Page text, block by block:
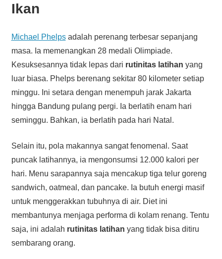
Ikan
Michael Phelpsadalah perenang terbesar sepanjang
masa. Ia memenangkan 28 medali Olimpiade.
Kesuksesannya tidak lepas dari rutinitas latihan yang
luar biasa. Phelps berenang sekitar 80 kilometer setiap
minggu. Ini setara dengan menempuh jarak Jakarta
hingga Bandung pulang pergi. Ia berlatih enam hari
seminggu. Bahkan, ia berlatih pada hari Natal.
Selain itu, pola makannya sangat fenomenal. Saat
puncak latihannya, ia mengonsumsi 12.000 kalori per
hari. Menu sarapannya saja mencakup tiga telur goreng
sandwich, oatmeal, dan pancake. Ia butuh energi masif
untuk menggerakkan tubuhnya di air. Diet ini
membantunya menjaga performa di kolam renang. Tentu
saja, ini adalah rutinitas latihan yang tidak bisa ditiru
sembarang orang.